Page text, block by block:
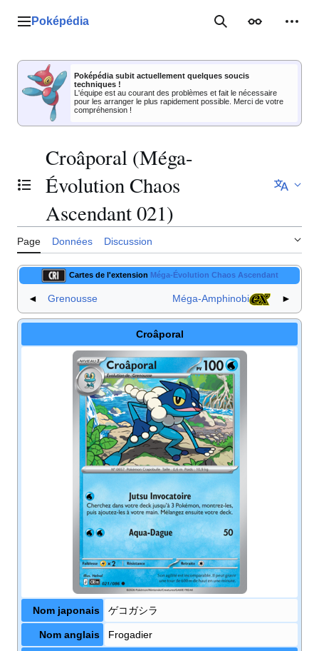
Menu principal
Poképédia RechercherApparence
Poképédia subit actuellement quelques soucis
techniques !
L'équipe est au courant des problèmes et fait le nécessaire
pour les arranger le plus rapidement possible. Merci de votre
compréhension !
Basculer la table des matières
Croâporal (Méga-
Évolution Chaos
Ascendant 021)
Page Données Discussion
Cartes de l'extension Méga-Évolution Chaos Ascendant
◄ Grenousse Méga-Amphinobi ►
Croâporal
Nom japonais ゲコガシラ
Nom anglais Frogadier